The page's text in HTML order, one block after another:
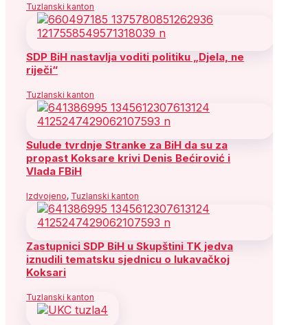
Tuzlanski kanton
SDP BiH nastavlja voditi politiku „Djela, ne
riječi“
Tuzlanski kanton
Sulude tvrdnje Stranke za BiH da su za
propast Koksare krivi Denis Bećirović i
Vlada FBiH
Izdvojeno, Tuzlanski kanton
Zastupnici SDP BiH u Skupštini TK jedva
iznudili tematsku sjednicu o lukavačkoj
Koksari
Tuzlanski kanton